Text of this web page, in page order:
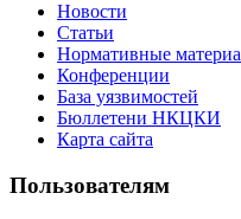
Новости
Статьи
Нормативные
Конференции
База уязвимостей
Бюллетени НКЦКИ
Карта сайта
Пользователям